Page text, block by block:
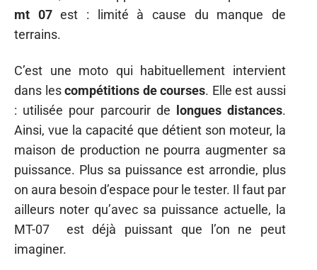
mt 07est : limité à cause du manque de
terrains.
C’est une moto qui habituellement intervient
dans lescompétitions de courses. Elle est aussi
: utilisée pour parcourir de longues distances.
Ainsi, vue la capacité que détient son moteur, la
maison de production ne pourra augmenter sa
puissance. Plus sa puissance est arrondie, plus
on aura besoin d’espace pour le tester. Il faut par
ailleurs noter qu’avec sa puissance actuelle, la
MT-07 est déjà puissant que l’on ne peut
imaginer.